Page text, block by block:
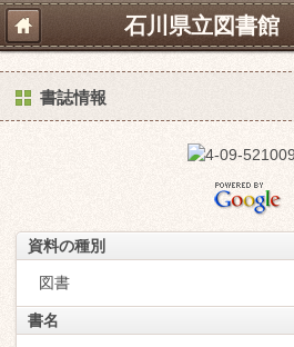
石川県立図書館
書誌情報
資料の種別
図書
書名